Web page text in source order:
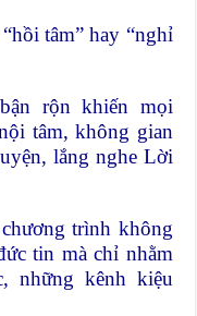
tâm” hay “nghỉ
rộn khiến mọi
tâm, không gian
lắng nghe Lời
trình không
tin mà chỉ nhằm
những kênh kiệu